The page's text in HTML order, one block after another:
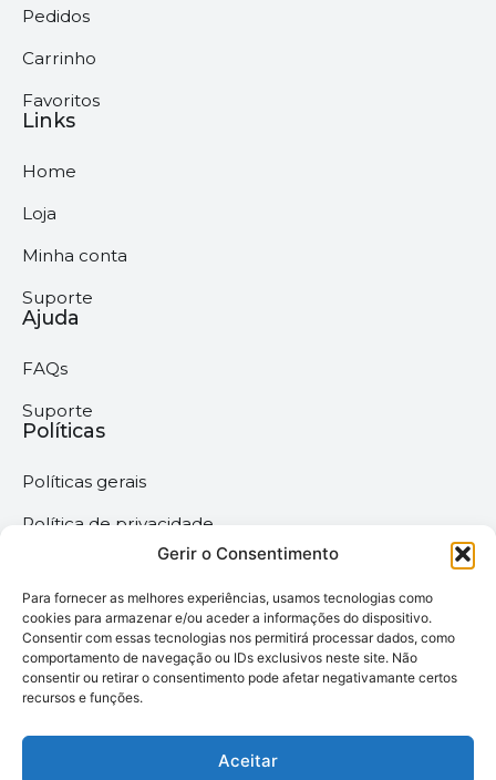
Gerir o Consentimento
Para fornecer as melhores experiências, usamos tecnologias como
cookies para armazenar e/ou aceder a informações do dispositivo.
Consentir com essas tecnologias nos permitirá processar dados, como
comportamento de navegação ou IDs exclusivos neste site. Não
consentir ou retirar o consentimento pode afetar negativamante certos
recursos e funções.
Aceitar
Pedidos
Carrinho
Favoritos
Links
Home
Loja
Minha conta
Suporte
Ajuda
FAQs
Suporte
Políticas
Políticas gerais
Política de privacidade
Termos & Condições
Política de cookies
Megaimprime © 2025 |
Todos os Direitos